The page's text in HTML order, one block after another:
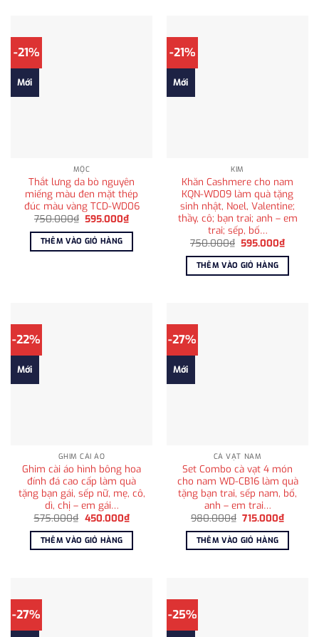
-21%
Mới
MỘC
Thắt lưng da bò nguyên
miếng màu đen mặt thép
đúc màu vàng TCD-WD06
750.000₫ Giá
là:
750.000₫.
595.000₫Giá
tại
595.000₫.
THÊM VÀO GIỎ HÀNG
-21%
Mới
KIM
Khăn Cashmere cho nam
KQN-WD09 làm quà tặng
sinh nhật, Noel, Valentine;
thầy, cô; bạn trai; anh – em
trai; sếp, bố…
750.000₫ Giá
là:
750.000₫.
595.000₫Giá
tại
THÊM VÀO GIỎ HÀNG
-22%
Mới
GHIM CÀI ÁO
Ghim cài áo hình bông hoa
đính đá cao cấp làm quà
tặng bạn gái, sếp nữ, mẹ, cô,
dì, chị – em gái…
575.000₫ Giá
là:
575.000₫.
450.000₫Giá
hiện
tại
450.000₫.
THÊM VÀO GIỎ HÀNG
-27%
Mới
CÀ VẠT NAM
Set Combo cà vạt 4 món
cho nam WD-CB16 làm quà
tặng bạn trai, sếp nam, bố,
anh – em trai…
980.000₫ Giá
là:
980.000₫.
715.000₫Giá
hiện
tại
THÊM VÀO GIỎ HÀNG
-27% -25%